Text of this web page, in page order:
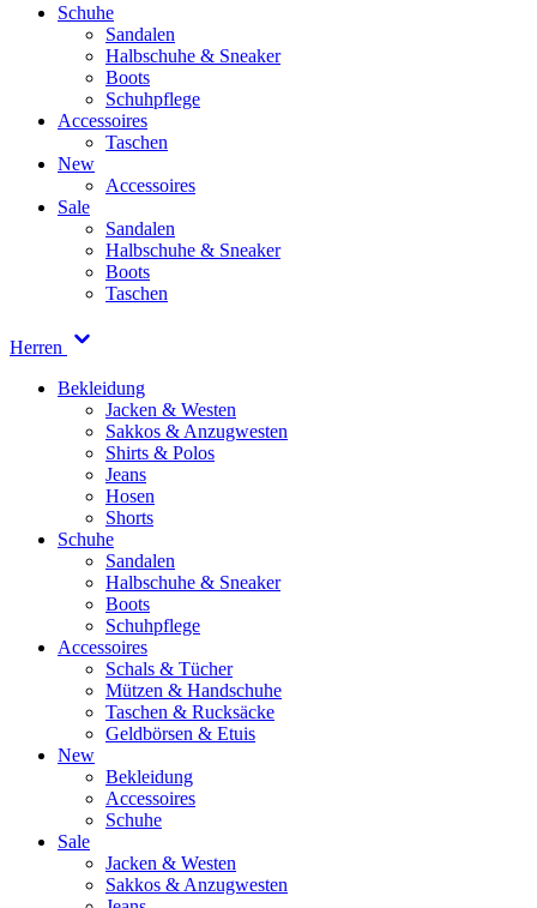
Schuhe
Sandalen
Halbschuhe & Sneaker
Boots
Schuhpflege
Accessoires
Taschen
New
Accessoires
Sale
Sandalen
Halbschuhe & Sneaker
Boots
Taschen
Herren
Bekleidung
Jacken & Westen
Sakkos & Anzugwesten
Shirts & Polos
Jeans
Hosen
Shorts
Schuhe
Sandalen
Halbschuhe & Sneaker
Boots
Schuhpflege
Accessoires
Schals & Tücher
Mützen & Handschuhe
Taschen & Rucksäcke
Geldbörsen & Etuis
New
Bekleidung
Accessoires
Schuhe
Sale
Jacken & Westen
Sakkos & Anzugwesten